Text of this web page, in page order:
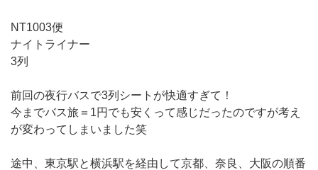
NT1003便
ナイトライナー
3列
前回の夜行バスで3列シートが快適すぎて！
今までバス旅＝1円でも安くって感じだったのですが考え
が変わってしまいました笑
途中、東京駅と横浜駅を経由して京都、奈良、大阪の順番